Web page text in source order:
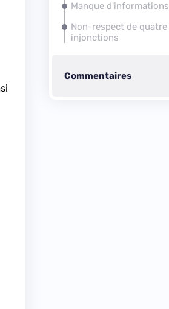
Manque d'informations
Non-respect de quatre
injonctions
Commentaires